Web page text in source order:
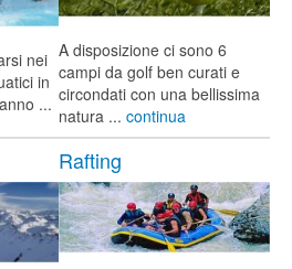
nei
in
...
A disposizione ci sono 6
campi da golf ben curati e
circondati con una bellissima
natura ... continua
Rafting